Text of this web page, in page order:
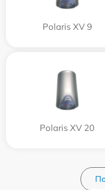
Polaris XV 9
Polaris XV 20